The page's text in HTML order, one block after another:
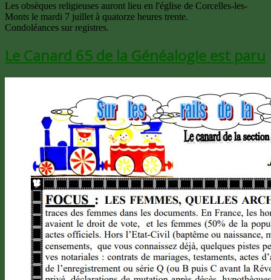
Les obsèques religieuses auront lieu en l'église de Corcelles-les-
Monts le mardi 7 juillet à quatorze heures trente.
Condoléances sur registres.
Le Canard 65 de la Généalogie est paru